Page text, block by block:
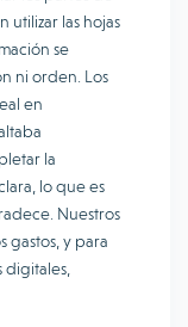
utilizar las hojas
se
ni orden. Los
en
la
lo que es
Nuestros
gastos, y para